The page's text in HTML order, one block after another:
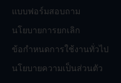
แบบฟอร์มสอบถาม
นโยบายการยกเลิก
ข้อกำหนดการใช้งานทั่วไป
นโยบายความเป็นส่วนตัว